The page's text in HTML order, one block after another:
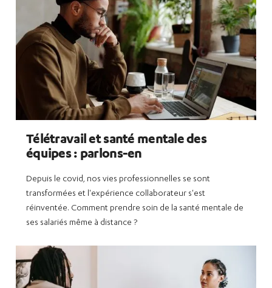
Télétravail et santé mentale des
équipes : parlons-en
Depuis le covid, nos vies professionnelles se sont
transformées et l'expérience collaborateur s'est
réinventée. Comment prendre soin de la santé mentale de
ses salariés même à distance ?